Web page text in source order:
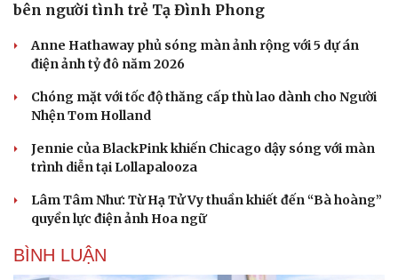
Văn hóa
Văn học
Âm nhạc
Sao Việt
bên người tình trẻ Tạ Đình Phong
Anne Hathaway phủ sóng màn ảnh rộng với 5 dự án
điện ảnh tỷ đô năm 2026
Chóng mặt với tốc độ thăng cấp thù lao dành cho Người
Nhện Tom Holland
Jennie của BlackPink khiến Chicago dậy sóng với màn
trình diễn tại Lollapalooza
Lâm Tâm Như: Từ Hạ Tử Vy thuần khiết đến “Bà hoàng”
quyền lực điện ảnh Hoa ngữ
BÌNH LUẬN